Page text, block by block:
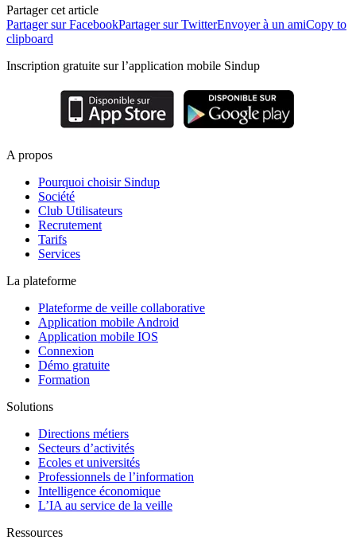
Partager cet article
Partager sur FacebookPartager sur TwitterEnvoyer à un amiCopy to
clipboard
Inscription gratuite sur l’application mobile Sindup
A propos
Pourquoi choisir Sindup
Société
Club Utilisateurs
Recrutement
Tarifs
Services
La plateforme
Plateforme de veille collaborative
Application mobile Android
Application mobile IOS
Connexion
Démo gratuite
Formation
Solutions
Directions métiers
Secteurs d’activités
Ecoles et universités
Professionnels de l’information
Intelligence économique
L’IA au service de la veille
Ressources